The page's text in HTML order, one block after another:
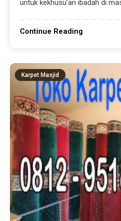
untuk kekhusu’an ibadah di
Continue Reading
Karpet Masjid